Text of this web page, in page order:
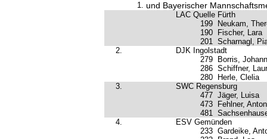
1. und Bayerischer
LAC Quelle Fürth
199
Neukam,
190
Fischer, Lara
201 Scharnagl,
2.
DJK Ingolstadt
279
Borris,
286 Schiffner,
280
Herle, Clelia
3.
SWC Regensburg
477 Jäger, Luisa
473
Fehlner,
481
4.
ESV Gemünden
233 Gardeike,